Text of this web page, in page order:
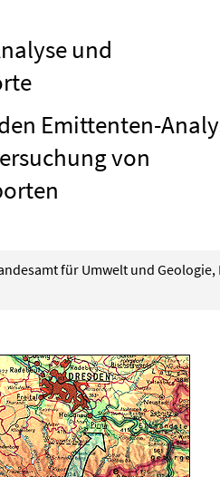
und
Emittenten-
von
für Umwelt und Geologie,